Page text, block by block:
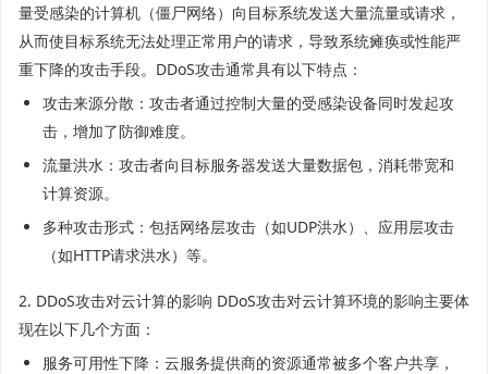
量受感染的计算机（僵尸网络）向目标系统发送大量流量或请求，
从而使目标系统无法处理正常用户的请求，导致系统瘫痪或性能严
重下降的攻击手段。DDoS攻击通常具有以下特点：
攻击来源分散：攻击者通过控制大量的受感染设备同时发起攻
击，增加了防御难度。
流量洪水：攻击者向目标服务器发送大量数据包，消耗带宽和
计算资源。
多种攻击形式：包括网络层攻击（如UDP洪水）、应用层攻击
（如HTTP请求洪水）等。
2. DDoS攻击对云计算的影响 DDoS攻击对云计算环境的影响主要体
现在以下几个方面：
服务可用性下降：云服务提供商的资源通常被多个客户共享，